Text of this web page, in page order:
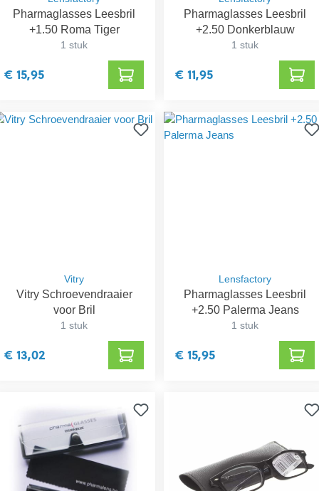
Pharmaglasses Leesbril
+1.50 Roma Tiger
1 stuk
€ 15,95
Pharmaglasses Leesbril
+2.50 Donkerblauw
1 stuk
€ 11,95
Vitry
Vitry Schroevendraaier
voor Bril
1 stuk
€ 13,02
Lensfactory
Pharmaglasses Leesbril
+2.50 Palerma Jeans
1 stuk
€ 15,95